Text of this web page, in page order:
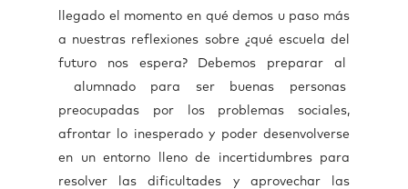
llegado el momento en qué demos u paso más
a nuestras reflexiones sobre ¿qué escuela del
futuro nos espera? Debemos preparar al
alumnado para ser buenas personas
preocupadas por los problemas sociales,
afrontar lo inesperado y poder desenvolverse
en un entorno lleno de incertidumbres para
resolver las dificultades y aprovechar las